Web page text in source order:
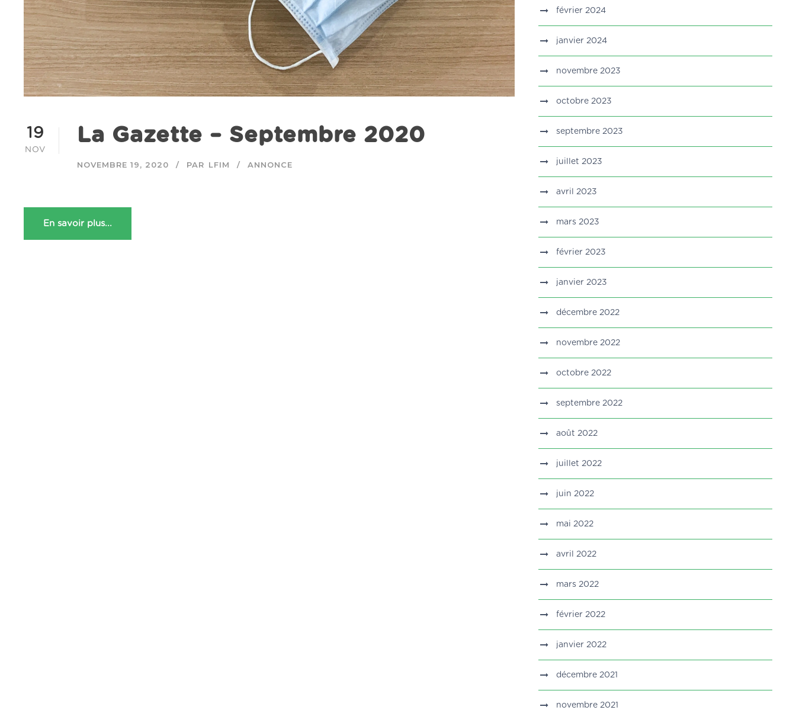
19
NOV
La Gazette – Septembre 2020
NOVEMBRE 19, 2020 PAR LFIM ANNONCE
En savoir plus...
février 2024
janvier 2024
novembre 2023
octobre 2023
septembre 2023
juillet 2023
avril 2023
mars 2023
février 2023
janvier 2023
décembre 2022
novembre 2022
octobre 2022
septembre 2022
août 2022
juillet 2022
juin 2022
mai 2022
avril 2022
mars 2022
février 2022
janvier 2022
décembre 2021
novembre 2021